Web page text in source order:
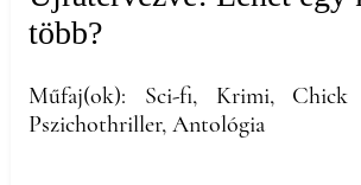
több?
Műfaj(ok): Sci-fi, Krimi,
Pszichothriller, Antológia